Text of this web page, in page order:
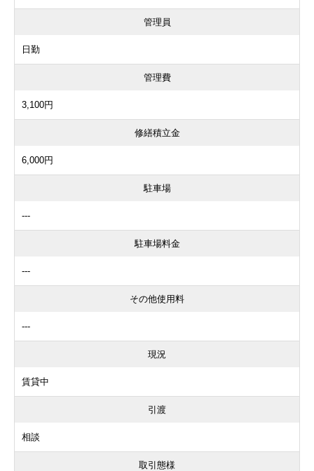
管理員
日勤
管理費
3,100円
修繕積立金
6,000円
駐車場
---
駐車場料金
---
その他使用料
---
現況
賃貸中
引渡
相談
取引態様